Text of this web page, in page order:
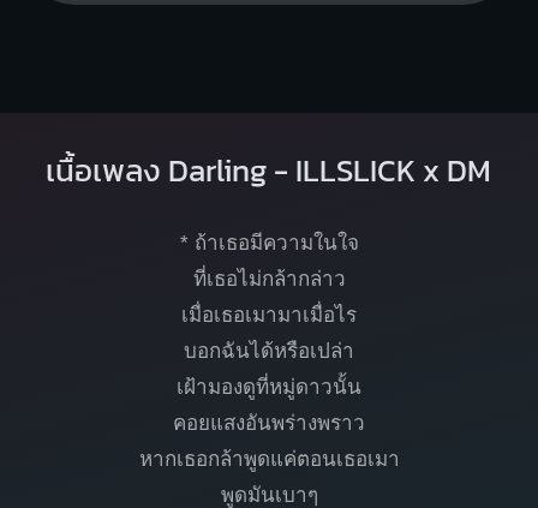
เนื้อเพลง Darling - ILLSLICK x DM
* ถ้าเธอมีความในใจ
ที่เธอไม่กล้ากล่าว
เมื่อเธอเมามาเมื่อไร
บอกฉันได้หรือเปล่า
เฝ้ามองดูที่หมู่ดาวนั้น
คอยแสงอันพร่างพราว
หากเธอกล้าพูดแค่ตอนเธอเมา
พูดมันเบาๆ